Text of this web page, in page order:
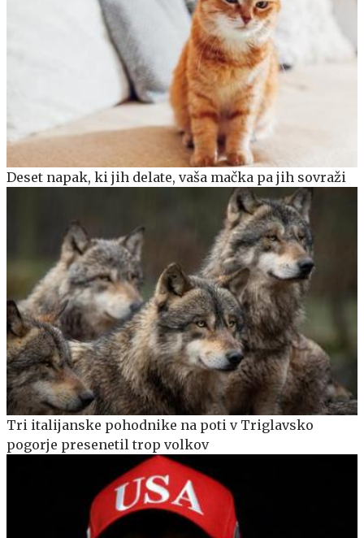
Deset napak, ki jih delate, vaša mačka pa jih sovraži
Tri italijanske pohodnike na poti v Triglavsko
pogorje presenetil trop volkov